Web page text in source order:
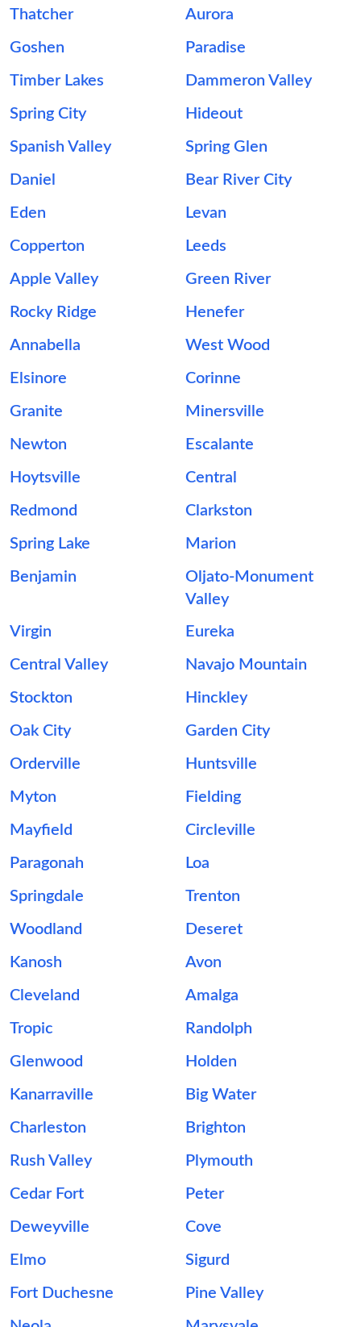
Thatcher Aurora
Goshen Paradise
Timber Lakes Dammeron Valley
Spring City Hideout
Spanish Valley Spring Glen
Daniel Bear River City
Eden Levan
Copperton Leeds
Apple Valley Green River
Rocky Ridge Henefer
Annabella West Wood
Elsinore Corinne
Granite Minersville
Newton Escalante
Hoytsville Central
Redmond Clarkston
Spring Lake Marion
Benjamin
Oljato-Monument
Valley
Virgin
Eureka
Central Valley Navajo Mountain
Stockton Hinckley
Oak City Garden City
Orderville Huntsville
Myton Fielding
Mayfield Circleville
Paragonah Loa
Springdale Trenton
Woodland Deseret
Kanosh Avon
Cleveland Amalga
Tropic Randolph
Glenwood Holden
Kanarraville Big Water
Charleston Brighton
Rush Valley Plymouth
Cedar Fort Peter
Deweyville Cove
Elmo Sigurd
Fort Duchesne Pine Valley